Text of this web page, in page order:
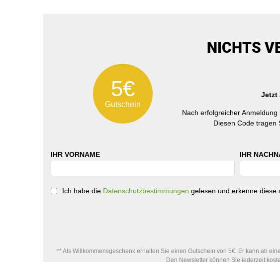
5€
Gutschein
NICHTS
Jetzt
Nach erfolgreicher
Diesen Code tragen
IHR VORNAME IHR
Ich habe die Datenschutzbestimmungen gelesen und erkenne diese
** Als Willkommensgeschenk erhalten Sie einen Gutschein von 5€. Er kann ab
Den Newsletter können Sie jederzeit